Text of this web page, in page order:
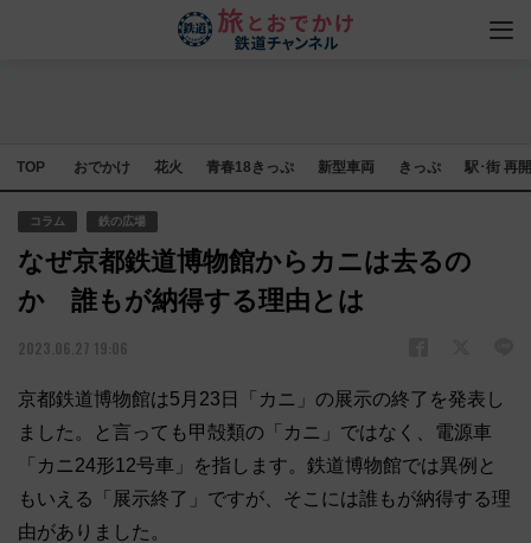
TOP おでかけ 花火 青春18きっぷ 新型車両 きっぷ 駅･街 再
コラム 鉄の広場
なぜ京都鉄道博物館からカニは去るの
か 誰もが納得する理由とは
2023.06.27 19:06
京都鉄道博物館は5月23日「カニ」の展示の終了を発表し
ました。と言っても甲殻類の「カニ」ではなく、電源車
「カニ24形12号車」を指します。鉄道博物館では異例と
もいえる「展示終了」ですが、そこには誰もが納得する理
由がありました。